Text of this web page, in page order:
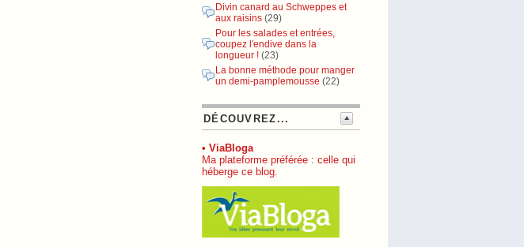
Divin canard au Schweppes et
aux raisins (29)
Pour les salades et entrées,
coupez l'endive dans la
longueur ! (23)
La bonne méthode pour manger
un demi-pamplemousse (22)
DÉCOUVREZ...
• ViaBloga
Ma plateforme préférée : celle qui
héberge ce blog.